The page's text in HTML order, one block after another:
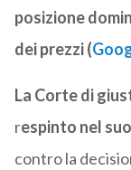
posizione
dei prezzi (
La Corte di
respinto nel
contro la